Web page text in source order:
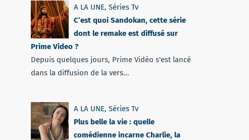
A LA UNE, Séries Tv
C’est quoi Sandokan, cette série
dont le remake est diffusé sur
Prime Video ?
Depuis quelques jours, Prime Vidéo s'est lancé
dans la diffusion de la vers...
A LA UNE, Séries Tv
Plus belle la vie : quelle
comédienne incarne Charlie, la